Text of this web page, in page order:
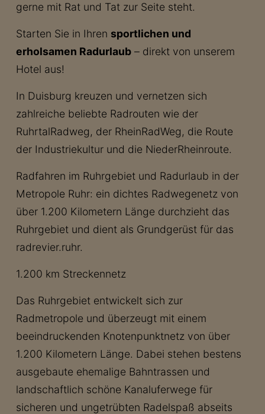
gerne mit Rat und Tat zur Seite steht.
Starten Sie in Ihren sportlichen und
erholsamen Radurlaub– direkt von unserem
Hotel aus!
In Duisburg kreuzen und vernetzen sich
zahlreiche beliebte Radrouten wie der
RuhrtalRadweg, der RheinRadWeg, die Route
der Industriekultur und die NiederRheinroute.
Radfahren im Ruhrgebiet und Radurlaub in der
Metropole Ruhr: ein dichtes Radwegenetz von
über 1.200 Kilometern Länge durchzieht das
Ruhrgebiet und dient als Grundgerüst für das
radrevier.ruhr.
1.200 km Streckennetz
Das Ruhrgebiet entwickelt sich zur
Radmetropole und überzeugt mit einem
beeindruckenden Knotenpunktnetz von über
1.200 Kilometern Länge. Dabei stehen bestens
ausgebaute ehemalige Bahntrassen und
landschaftlich schöne Kanaluferwege für
sicheren und ungetrübten Radelspaß abseits